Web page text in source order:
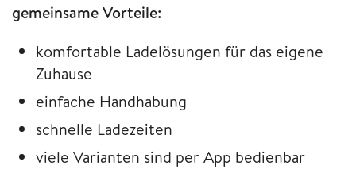
gemeinsame Vorteile:
komfortable Ladelösungen für das eigene
Zuhause
einfache Handhabung
schnelle Ladezeiten
viele Varianten sind per App bedienbar